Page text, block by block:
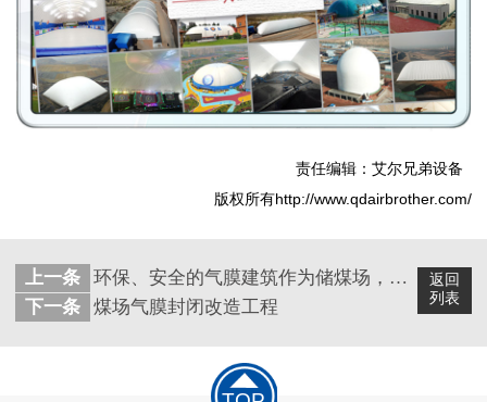
责任编辑：艾尔兄弟设备
版权所有http://www.qdairbrother.com/
返回
列表
上一条
环保、安全的气膜建筑作为储煤场，行不行？
下一条
煤场气膜封闭改造工程